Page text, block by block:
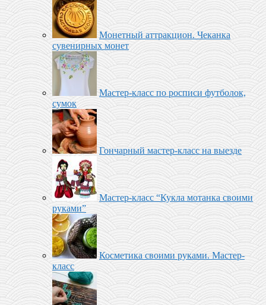
Монетный аттракцион. Чеканка
сувенирных монет
Мастер-класс по росписи футболок,
сумок
Гончарный мастер-класс на выезде
Мастер-класс “Кукла мотанка своими
руками”
Косметика своими руками. Мастер-
класс